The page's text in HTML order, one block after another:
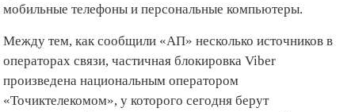
мобильные телефоны и персональные компьютеры.
Между тем, как сообщили «АП» несколько источников в
операторах связи, частичная блокировка Viber
произведена национальным оператором
«Точиктелекомом», у которого сегодня берут